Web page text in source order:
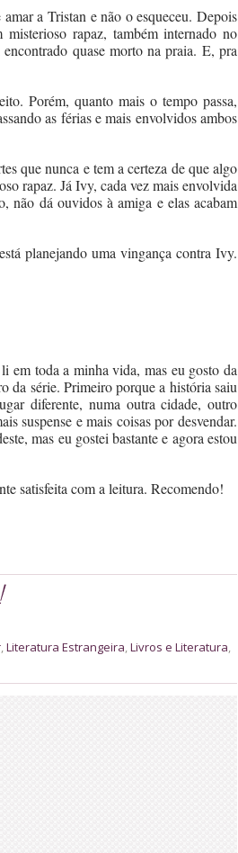
a Tristan e não o esqueceu. Depois
rapaz, também internado no
quase morto na praia. E, pra
Porém, quanto mais o tempo passa,
as férias e mais envolvidos ambos
que nunca e tem a certeza de que algo
rapaz. Já Ivy, cada vez mais envolvida
não dá ouvidos à amiga e elas acabam
planejando uma vingança contra Ivy.
em toda a minha vida, mas eu gosto da
da série. Primeiro porque a história saiu
diferente, numa outra cidade, outro
suspense e mais coisas por desvendar.
mas eu gostei bastante e agora estou
satisfeita com a leitura. Recomendo!
Literatura Estrangeira Livros e Literatura